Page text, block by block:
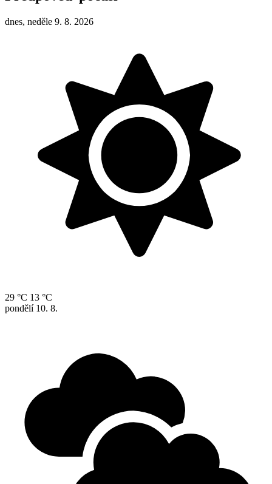
dnes, neděle 9. 8. 2026
29 °C 13 °C
pondělí 10. 8.